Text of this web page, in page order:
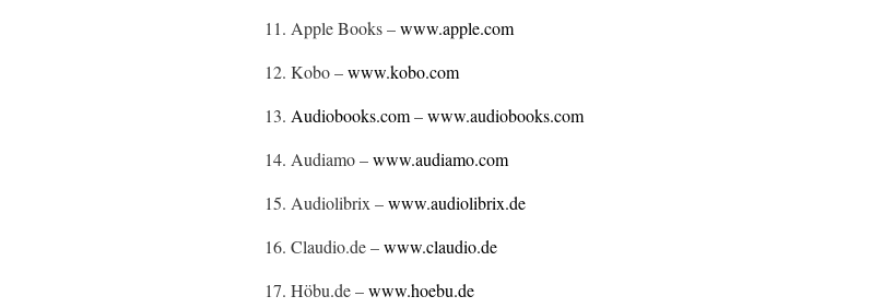
11. Apple Books –www.apple.com
12. Kobo –www.kobo.com
13.Audiobooks.com–www.audiobooks.com
14. Audiamo –www.audiamo.com
15. Audiolibrix –www.audiolibrix.de
16. Claudio.de –www.claudio.de
17. Höbu.de –www.hoebu.de